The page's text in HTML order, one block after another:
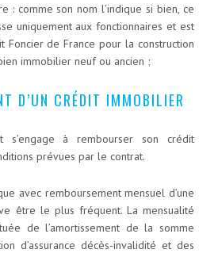
: comme son nom l’indique si bien, ce
uniquement aux fonctionnaires et est
Foncier de France pour la construction
immobilier neuf ou ancien ;
D’UN CRÉDIT IMMOBILIER
à rembourser son crédit
prévues par le contrat.
avec remboursement mensuel d’une
être le plus fréquent. La mensualité
de l’amortissement de la somme
d’assurance décès-invalidité et des